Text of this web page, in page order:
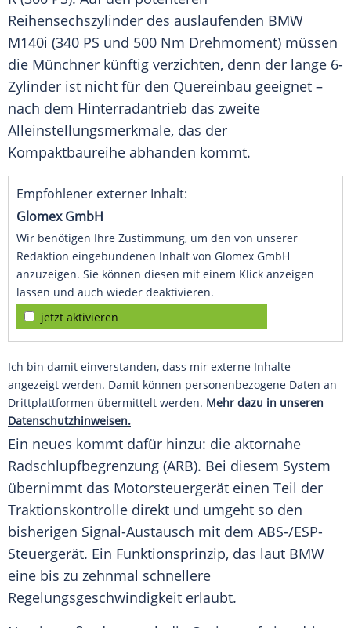
Reihensechszylinder des auslaufenden BMW
M140i (340 PS und 500 Nm Drehmoment) müssen
die Münchner künftig verzichten, denn der lange 6-
Zylinder ist nicht für den Quereinbau geeignet –
nach dem Hinterradantrieb das zweite
Alleinstellungsmerkmale, das der
Kompaktbaureihe abhanden kommt.
Empfohlener externer Inhalt:
Glomex GmbH
Wir benötigen Ihre Zustimmung, um den von unserer
Redaktion eingebundenen Inhalt von Glomex GmbH
anzuzeigen. Sie können diesen mit einem Klick anzeigen
lassen und auch wieder deaktivieren.
jetzt aktivieren
Ich bin damit einverstanden, dass mir externe Inhalte
angezeigt werden. Damit können personenbezogene Daten an
Drittplattformen übermittelt werden. Mehr dazu in unseren
Datenschutzhinweisen.
Ein neues kommt dafür hinzu: die aktornahe
Radschlupfbegrenzung (ARB). Bei diesem System
übernimmt das Motorsteuergerät einen Teil der
Traktionskontrolle direkt und umgeht so den
bisherigen Signal-Austausch mit dem ABS-/ESP-
Steuergerät. Ein Funktionsprinzip, das laut BMW
eine bis zu zehnmal schnellere
Regelungsgeschwindigkeit erlaubt.